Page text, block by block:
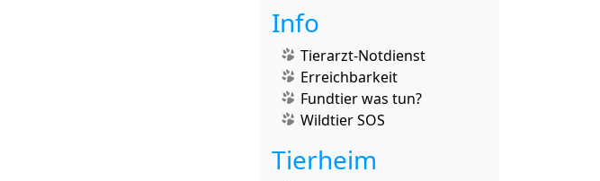
Info
Tierarzt-Notdienst
Erreichbarkeit
Fundtier was tun?
Wildtier SOS
Tierheim